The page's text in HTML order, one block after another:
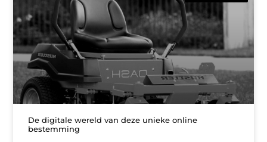
De digitale wereld van deze unieke online
bestemming